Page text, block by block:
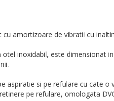
cu amortizoare de vibratii cu
inoxidabil, este dimensionat
aspiratie si pe refulare cu cate o
pe refulare, omologata